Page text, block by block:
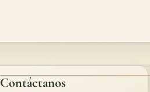
Contáctanos